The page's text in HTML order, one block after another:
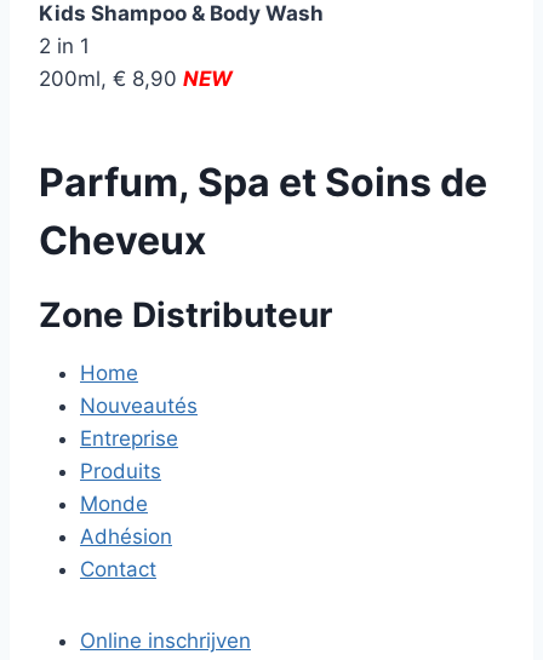
Kids Shampoo & Body Wash
2 in 1
200ml, € 8,90 NEW
Parfum, Spa et Soins de
Cheveux
Zone Distributeur
Home
Nouveautés
Entreprise
Produits
Monde
Adhésion
Contact
Online inschrijven